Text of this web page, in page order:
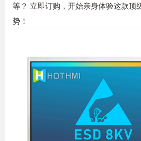
等？ 立即订购，开始亲身体验这款顶
势！